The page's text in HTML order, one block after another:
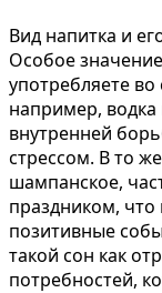
Вид напитка и
Особое
употребляете во
например, водка
внутренней
стрессом. В то
шампанское,
праздником,
позитивные
такой сон как
потребностей,